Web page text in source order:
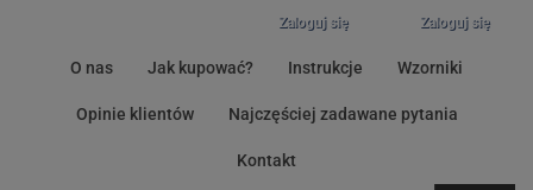
Zaloguj się
Zaloguj się
O nas Jak kupować? Instrukcje Wzorniki
Opinie klientów Najczęściej zadawane pytania
Kontakt